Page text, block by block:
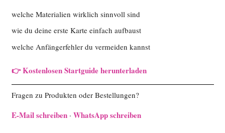
welche Materialien wirklich sinnvoll sind
wie du deine erste Karte einfach aufbaust
welche Anfängerfehler du vermeiden kannst
👉 Kostenlosen Startguide herunterladen
Fragen zu Produkten oder Bestellungen?
E-Mail schreiben · WhatsApp schreiben